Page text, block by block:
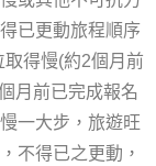
已更動旅程順序
得慢(約2個月前
月前已完成報名
一大步，旅遊旺
不得已之更動，